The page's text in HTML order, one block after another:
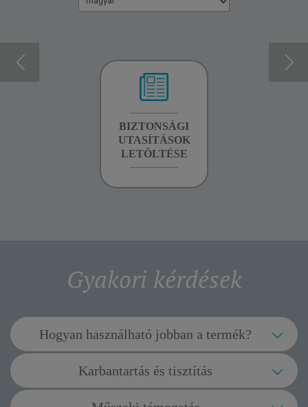
BIZTONSÁGI
UTASÍTÁSOK
LETÖLTÉSE
Gyakori kérdések
Hogyan használható jobban a termék?
Mivel biztosíthatom, hogy a porszívóm a
legnagyobb hatékonysággal működjön?
Karbantartás és tisztítás